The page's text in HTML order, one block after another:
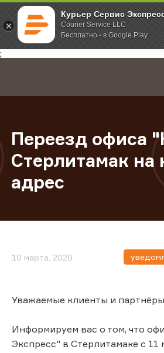
Курьер Сервис
Courier Service LLC
Бесплатно - в Google Play
;
Главная О компании Новости
Переезд офиса
Стерлитамак на
адрес
10 марта, 2020
Уважаемые клиенты и
Информируем вас о том, что
Экспресс" в Стерлитамаке с 11